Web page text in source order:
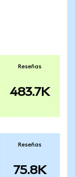
Reseñas
483.7K
Reseñas
75.8K